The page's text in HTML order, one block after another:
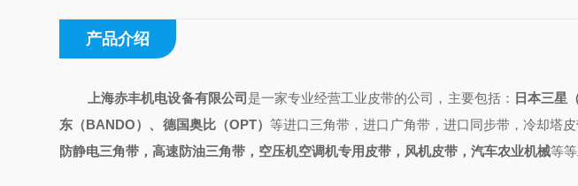
产品介绍
上海赤丰机电设备有限公司 是一家专业经营工业皮带的公司，主要包括： 日本三星
东（BANDO）、德国奥比（OPT） 等进口三角带，进口广角带，进口同步带，冷却塔
防静电三角带，高速防油三角带，空压机空调机专用皮带，风机皮带，汽车农业机械等